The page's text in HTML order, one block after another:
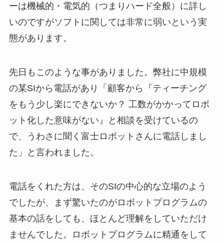
ーは機械的・電気的（つまりハード全般）に詳し
いのですがソフトに関しては非常に弱いという実
態があります。
先日もこのような事がありました。弊社に中規模
の某SIから電話があり「顧客から『ティーチング
をもう少し楽にできないか？ 工数がかかってロボ
ット化した意味がない』と相談を受けているの
で、うわさに聞く富士ロボットさんに電話しまし
た」と言われました。
電話をくれた方は、そのSIの中心的な立場のよう
でしたが、まず驚いたのがロボットプログラムの
基本の話をしても、ほとんど理解をしていただけ
ませんでした。ロボットプログラムに精通をして